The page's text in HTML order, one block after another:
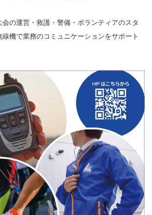
の運営・救護・警備・ボランティアのスタ
線機で業務のコミュニケーションをサポート